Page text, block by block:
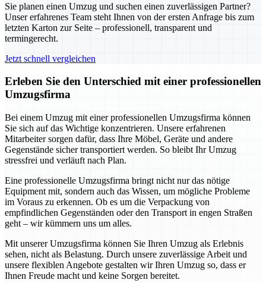
Sie planen einen Umzug und suchen einen zuverlässigen Partner?
Unser erfahrenes Team steht Ihnen von der ersten Anfrage bis zum
letzten Karton zur Seite – professionell, transparent und
termingerecht.
Jetzt schnell vergleichen
Erleben Sie den Unterschied mit einer professionellen
Umzugsfirma
Bei einem Umzug mit einer professionellen Umzugsfirma können
Sie sich auf das Wichtige konzentrieren. Unsere erfahrenen
Mitarbeiter sorgen dafür, dass Ihre Möbel, Geräte und andere
Gegenstände sicher transportiert werden. So bleibt Ihr Umzug
stressfrei und verläuft nach Plan.
Eine professionelle Umzugsfirma bringt nicht nur das nötige
Equipment mit, sondern auch das Wissen, um mögliche Probleme
im Voraus zu erkennen. Ob es um die Verpackung von
empfindlichen Gegenständen oder den Transport in engen Straßen
geht – wir kümmern uns um alles.
Mit unserer Umzugsfirma können Sie Ihren Umzug als Erlebnis
sehen, nicht als Belastung. Durch unsere zuverlässige Arbeit und
unsere flexiblen Angebote gestalten wir Ihren Umzug so, dass er
Ihnen Freude macht und keine Sorgen bereitet.